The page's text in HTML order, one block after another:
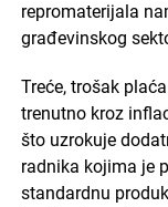
repromaterijala
građevinskog
Treće, trošak
trenutno kroz
što uzrokuje
radnika kojima je
standardnu